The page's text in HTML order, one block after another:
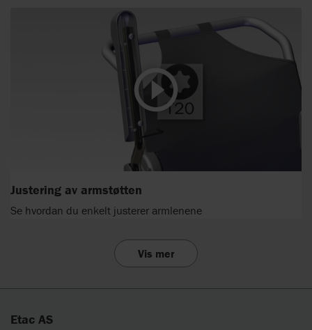
Justering av armstøtten
Se hvordan du enkelt justerer armlenene
Vis mer
Etac AS